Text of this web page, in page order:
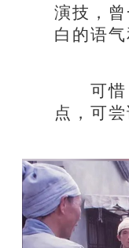
演技，
白的语
可惜，
点，可